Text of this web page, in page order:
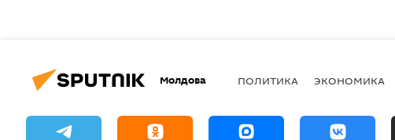
Молдова ПОЛИТИКА ЭКОНОМИКА